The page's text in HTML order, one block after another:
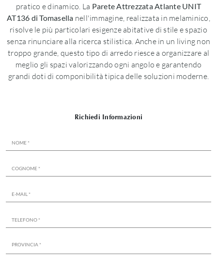
pratico e dinamico. La Parete Attrezzata Atlante UNIT
AT136 di Tomasella nell'immagine, realizzata in melaminico,
risolve le più particolari esigenze abitative di stile e spazio
senza rinunciare alla ricerca stilistica. Anche in un living non
troppo grande, questo tipo di arredo riesce a organizzare al
meglio gli spazi valorizzando ogni angolo e garantendo
grandi doti di componibilità tipica delle soluzioni moderne.
Richiedi Informazioni